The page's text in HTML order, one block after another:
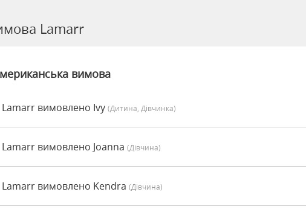
Lamarr
вимова
Lamarr вимовлено Ivy (дитина, Дівчинка)
Lamarr вимовлено Joanna (дівчина)
Lamarr вимовлено Kendra (дівчина)